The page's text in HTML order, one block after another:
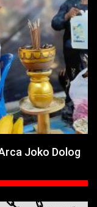
Joko Dolog